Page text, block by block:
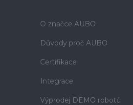
O značce AUBO
Důvody proč AUBO
Certifikace
Integrace
Výprodej DEMO robotů